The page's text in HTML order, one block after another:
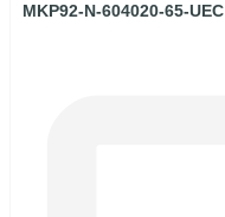
MKP92-N-604020-65-UEC